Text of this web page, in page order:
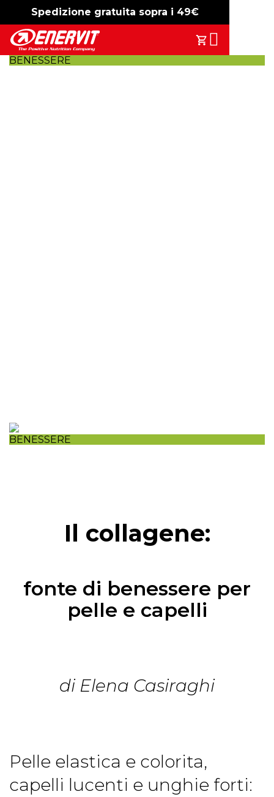
Spedizione gratuita sopra i 49€
-15% free shipping
Il Tuo
Search
BENESSERE
BENESSERE
Il collagene:
fonte di benessere per
pelle e capelli
di Elena Casiraghi
Pelle elastica e colorita,
capelli lucenti e unghie forti: